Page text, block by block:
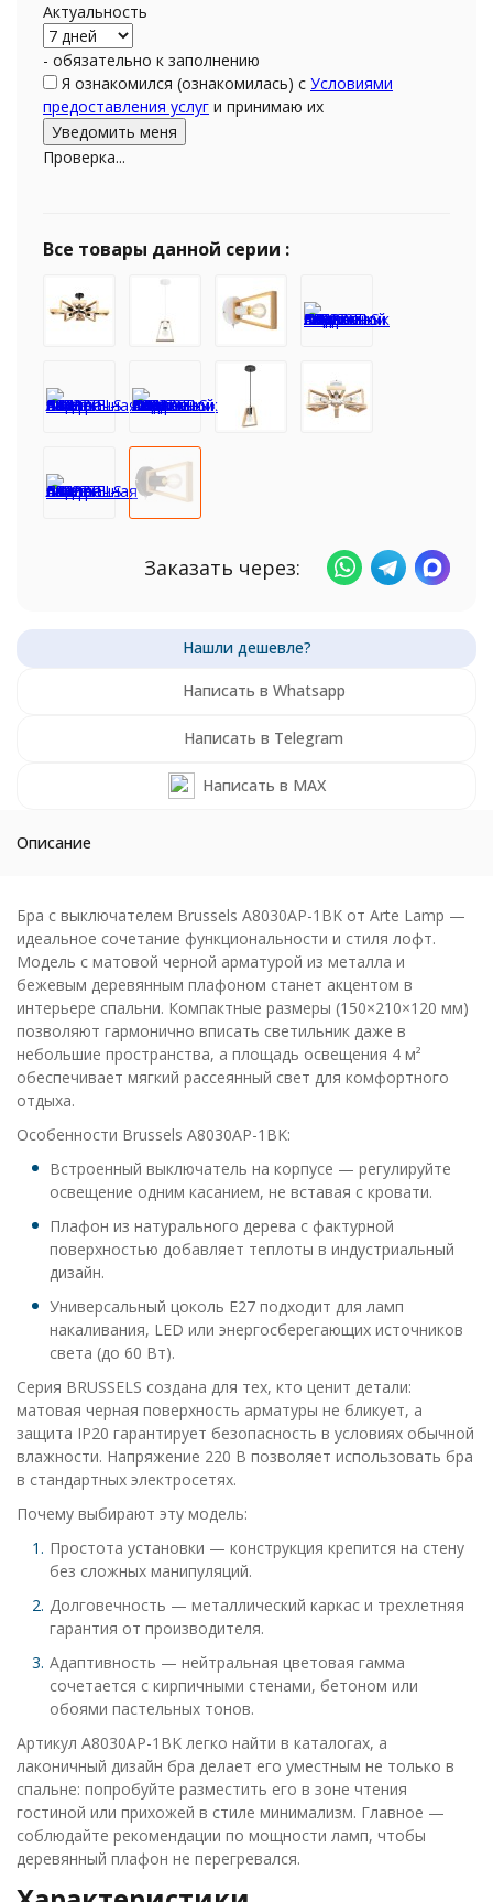
Актуальность
- обязательно к заполнению
Я ознакомился (ознакомилась) с Условиями
предоставления услуг и принимаю их
Проверка...
Все товары данной серии :
Заказать через:
Написать в Whatsapp
Написать в Telegram
Написать в MAX
Описание
Бра с выключателем Brussels A8030AP-1BK от Arte Lamp —
идеальное сочетание функциональности и стиля лофт.
Модель с матовой черной арматурой из металла и
бежевым деревянным плафоном станет акцентом в
интерьере спальни. Компактные размеры (150×210×120 мм)
позволяют гармонично вписать светильник даже в
небольшие пространства, а площадь освещения 4 м²
обеспечивает мягкий рассеянный свет для комфортного
отдыха.
Особенности Brussels A8030AP-1BK:
Встроенный выключатель на корпусе — регулируйте
освещение одним касанием, не вставая с кровати.
Плафон из натурального дерева с фактурной
поверхностью добавляет теплоты в индустриальный
дизайн.
Универсальный цоколь E27 подходит для ламп
накаливания, LED или энергосберегающих источников
света (до 60 Вт).
Серия BRUSSELS создана для тех, кто ценит детали:
матовая черная поверхность арматуры не бликует, а
защита IP20 гарантирует безопасность в условиях обычной
влажности. Напряжение 220 В позволяет использовать бра
в стандартных электросетях.
Почему выбирают эту модель:
Простота установки — конструкция крепится на стену
без сложных манипуляций.
Долговечность — металлический каркас и трехлетняя
гарантия от производителя.
Адаптивность — нейтральная цветовая гамма
сочетается с кирпичными стенами, бетоном или
обоями пастельных тонов.
Артикул A8030AP-1BK легко найти в каталогах, а
лаконичный дизайн бра делает его уместным не только в
спальне: попробуйте разместить его в зоне чтения
гостиной или прихожей в стиле минимализм. Главное —
соблюдайте рекомендации по мощности ламп, чтобы
деревянный плафон не перегревался.